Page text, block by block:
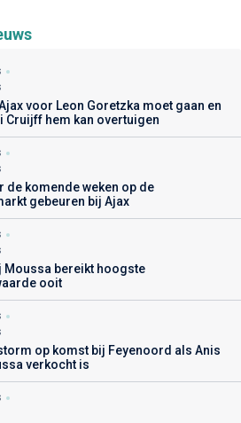
voor Leon Goretzka moet gaan en
Cruijff hem kan overtuigen
de komende weken op de
gebeuren bij Ajax
Moussa bereikt hoogste
ooit
op komst bij Feyenoord als Anis
verkocht is